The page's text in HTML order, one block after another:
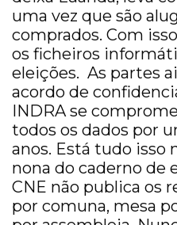
uma vez que são
comprados. Com
os ficheiros
eleições. As partes
acordo de
INDRA se
todos os dados por
anos. Está tudo isso
nona do caderno de
CNE não publica os
por comuna, mesa